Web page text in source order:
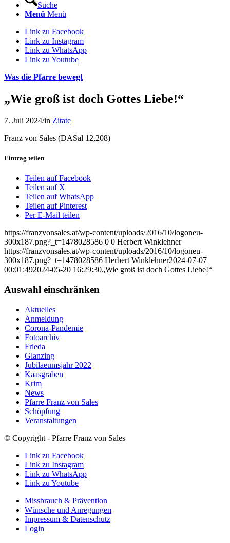
Suche
Menü Menü
Link zu Facebook
Link zu Instagram
Link zu WhatsApp
Link zu Youtube
Was die Pfarre bewegt
„Wie groß ist doch Gottes Liebe!“
7. Juli 2024/in Zitate
Franz von Sales (DASal 12,208)
Eintrag teilen
Teilen auf Facebook
Teilen auf X
Teilen auf WhatsApp
Teilen auf Pinterest
Per E-Mail teilen
https://franzvonsales.at/wp-content/uploads/2016/10/logoneu-
300x187.png?_t=1478028586 0 0 Herbert Winklehner
https://franzvonsales.at/wp-content/uploads/2016/10/logoneu-
300x187.png?_t=1478028586 Herbert Winklehner2024-07-07
00:01:492024-05-20 16:29:30„Wie groß ist doch Gottes Liebe!“
Auswahl einschränken
Aktuelles
Anmeldung
Corona-Pandemie
Fotoarchiv
Frieda
Glanzing
Jubilaeumsjahr 2022
Kaasgraben
Krim
News
Pfarre Franz von Sales
Schöpfung
Veranstaltungen
© Copyright - Pfarre Franz von Sales
Link zu Facebook
Link zu Instagram
Link zu WhatsApp
Link zu Youtube
Missbrauch & Prävention
Wünsche und Anregungen
Impressum & Datenschutz
Login